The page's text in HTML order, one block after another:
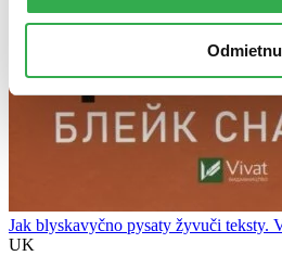
Jak blyskavyčno pysaty žyvuči teksty.
UK